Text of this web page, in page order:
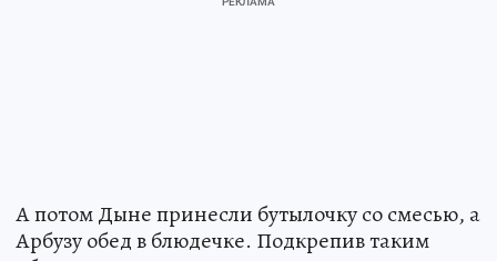
А потом Дыне принесли бутылочку со смесью, а
Арбузу обед в блюдечке. Подкрепив таким